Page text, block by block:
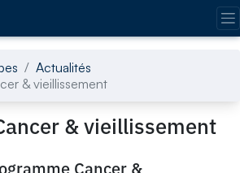
Actualités
& vieillissement
& vieillissement
Cancer &